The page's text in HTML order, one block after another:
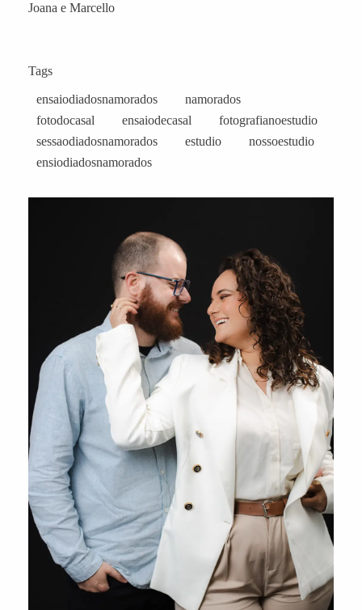
Joana e Marcello
Tags
ensaiodiadosnamorados
namorados
fotodocasal
ensaiodecasal
fotografianoestudio
sessaodiadosnamorados
estudio
nossoestudio
ensiodiadosnamorados